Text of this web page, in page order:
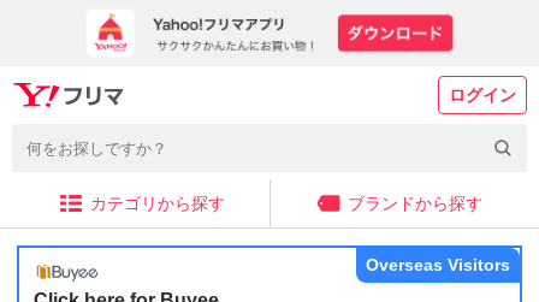
ログイン
カテゴリから探す ブランドから探す
Overseas Visitors